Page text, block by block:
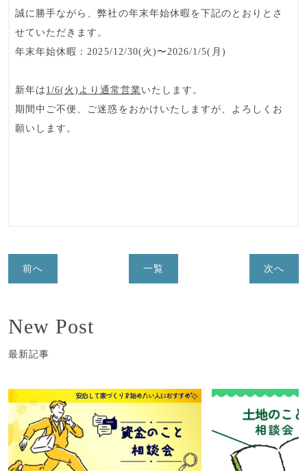
誠に勝手ながら、弊社の年末年始休暇を下記のとおりとさ
せていただきます。
年末年始休暇：2025/12/30(火)〜2026/1/5(月)
新年は 1/6(火)より通常営業いたします。
期間中ご不便、ご迷惑をおかけいたしますが、よろしくお
願いします。
前へ 一覧 次へ
New Post
最新記事